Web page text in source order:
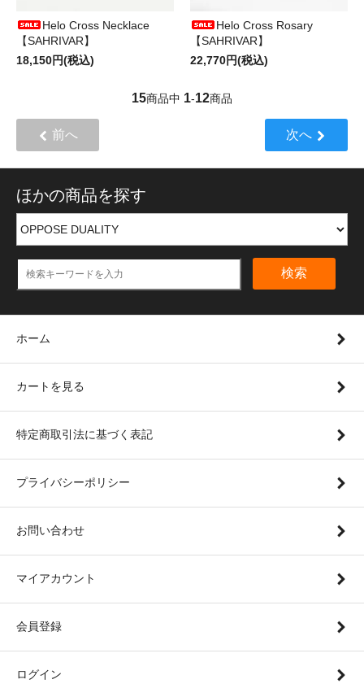
Helo Cross Necklace
【SAHRIVAR】
18,150円(税込)
Helo Cross Rosary
【SAHRIVAR】
22,770円(税込)
15商品中 1-12商品
前へ 次へ
ほかの商品を探す
検索
ホーム
カートを見る
特定商取引法に基づく表記
プライバシーポリシー
お問い合わせ
マイアカウント
会員登録
ログイン